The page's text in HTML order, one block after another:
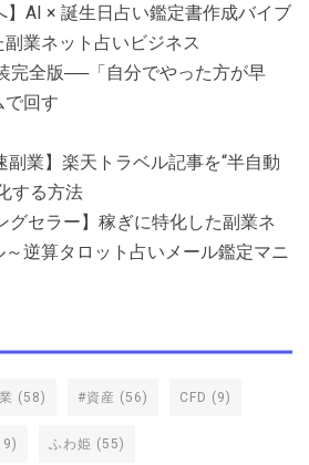
】AI × 誕生日占い鑑定書作成バイブ
業ネット占いビジネス
完全版──「自分でやった方が早
で回す
副業】楽天トラベル記事を“半自動
する方法
グセラー】稼ぎに特化した副業ネ
逆算タロット占いメール鑑定マニ
(58) #資産 (56) CFD (9)
ふわ姫 (55)